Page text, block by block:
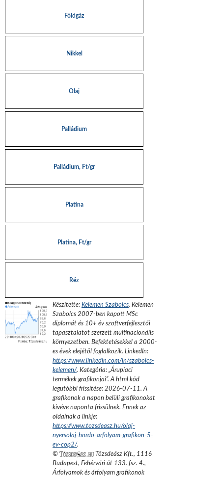
Földgáz
Nikkel
Olaj
Palládium
Palládium, Ft/gr
Platina
Platina, Ft/gr
Réz
Készítette: Kelemen Szabolcs. Kelemen
Szabolcs 2007-ben kapott MSc
diplomát és 10+ év szoftverfejlesztői
tapasztalatot szerzett multinacionális
környezetben. Befektetésekkel a 2000-
es évek elejétől foglalkozik. LinkedIn:
https://www.linkedin.com/in/szabolcs-
kelemen/. Kategória: „Árupiaci
termékek grafikonjai”.A html kód
legutóbbi frissítése: 2026-07-11. A
grafikonok a napon belüli grafikonokat
kivéve naponta frissülnek. Ennek az
oldalnak a linkje:
https://www.tozsdeasz.hu/olaj-
nyersolaj-hordo-arfolyam-grafikon-5-
ev-cop2/.
©
Tőzsdeász Kft., 1116
Budapest, Fehérvári út 133. fsz. 4., -
Árfolyamok és árfolyam grafikonok